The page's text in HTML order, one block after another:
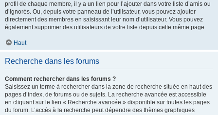
profil de chaque membre, il y a un lien pour l’ajouter dans votre liste d’amis ou
d’ignorés. Ou, depuis votre panneau de l’utilisateur, vous pouvez ajouter
directement des membres en saisissant leur nom d’utilisateur. Vous pouvez
également supprimer des utilisateurs de votre liste depuis cette même page.
Haut
Recherche dans les forums
Comment rechercher dans les forums ?
Saisissez un terme à rechercher dans la zone de recherche située en haut des
pages d’index, de forums ou de sujets. La recherche avancée est accessible
en cliquant sur le lien « Recherche avancée » disponible sur toutes les pages
du forum. L’accès à la recherche peut dépendre des thèmes graphiques